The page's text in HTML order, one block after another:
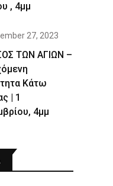
, 4μμ
27, 2023
ΤΩΝ ΑΓΙΩΝ –
Κάτω
| 1
4μμ